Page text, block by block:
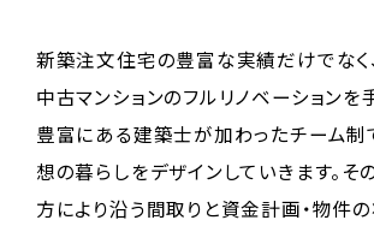
新築注文住宅の豊富な実績だけでなく
中古マンションのフルリノベーション
豊富にある建築士が加わったチーム制
想の暮らしをデザインしていきます。そ
方により沿う間取りと資金計画・物件